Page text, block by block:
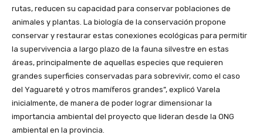
rutas, reducen su capacidad para conservar poblaciones de
animales y plantas. La biología de la conservación propone
conservar y restaurar estas conexiones ecológicas para permitir
la supervivencia a largo plazo de la fauna silvestre en estas
áreas, principalmente de aquellas especies que requieren
grandes superficies conservadas para sobrevivir, como el caso
del Yaguareté y otros mamíferos grandes”, explicó Varela
inicialmente, de manera de poder lograr dimensionar la
importancia ambiental del proyecto que lideran desde la ONG
ambiental en la provincia.